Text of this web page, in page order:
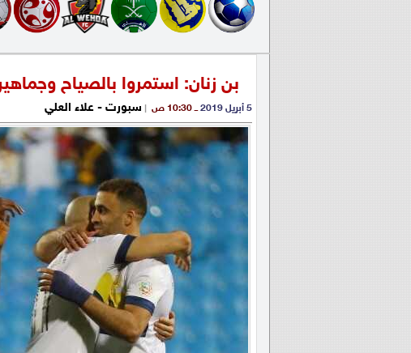
بن زنان: استمروا بالصياح
5 أبريل 2019 ــ 10:30 ص | سبورت - علاء العلي